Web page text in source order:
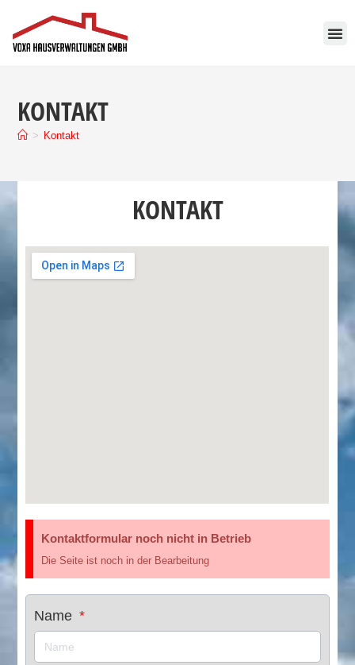
springen
KONTAKT
> Kontakt
KONTAKT
Kontaktformular noch nicht in Betrieb
Die Seite ist noch in der Bearbeitung
Name